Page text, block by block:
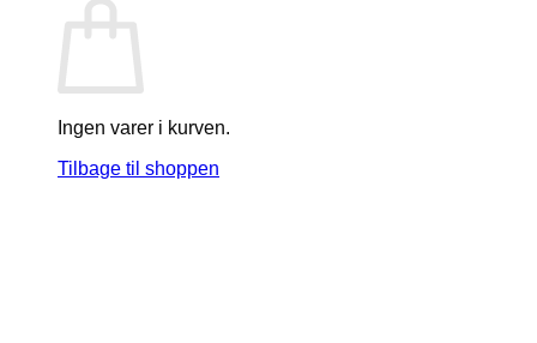
Ingen varer i kurven.
Tilbage til shoppen